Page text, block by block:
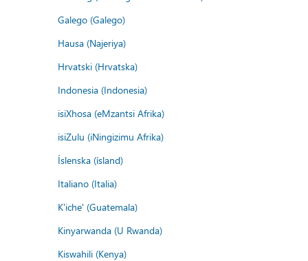
Galego (Galego)
Hausa (Najeriya)
Hrvatski (Hrvatska)
Indonesia (Indonesia)
isiXhosa (eMzantsi Afrika)
isiZulu (iNingizimu Afrika)
Íslenska (ísland)
Italiano (Italia)
K'iche' (Guatemala)
Kinyarwanda (U Rwanda)
Kiswahili (Kenya)